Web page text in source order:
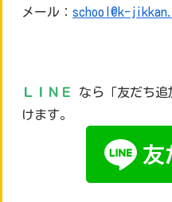
メール： school@k-
ＬＩＮＥ
なら「友だち追
けます。